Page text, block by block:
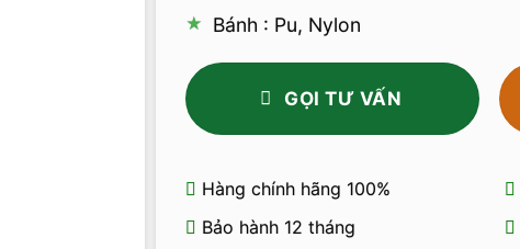
Bánh : Pu, Nylon
GỌI TƯ VẤN
Hàng chính hãng 100%
Bảo hành 12 tháng